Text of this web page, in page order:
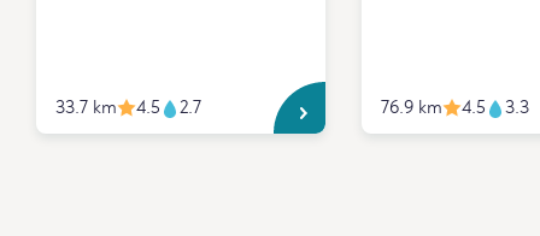
33.7 km 4.5 2.7 76.9 km 4.5 3.3